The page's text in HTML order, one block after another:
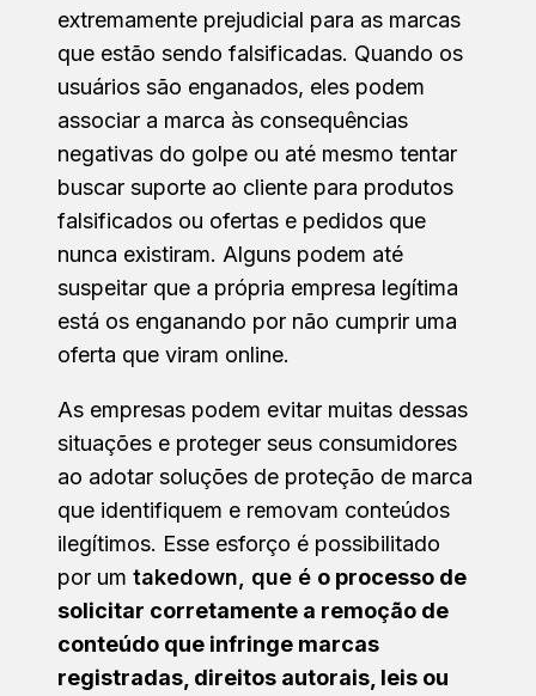
extremamente prejudicial para as marcas
que estão sendo falsificadas. Quando os
usuários são enganados, eles podem
associar a marca às consequências
negativas do golpe ou até mesmo tentar
buscar suporte ao cliente para produtos
falsificados ou ofertas e pedidos que
nunca existiram. Alguns podem até
suspeitar que a própria empresa legítima
está os enganando por não cumprir uma
oferta que viram online.
As empresas podem evitar muitas dessas
situações e proteger seus consumidores
ao adotar soluções de proteção de marca
que identifiquem e removam conteúdos
ilegítimos. Esse esforço é possibilitado
por um takedown, que é o processo de
solicitar corretamente a remoção de
conteúdo que infringe marcas
registradas, direitos autorais, leis ou